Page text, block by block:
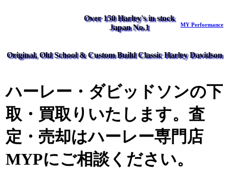
Over 150 Harley's in stock
Japan No.1
MY Performance
Original, Old School & Custom Build Classic Harley Davidson
ハーレー・ダビッドソンの下
取・買取りいたします。査
定・売却はハーレー専門店
MYPにご相談ください。